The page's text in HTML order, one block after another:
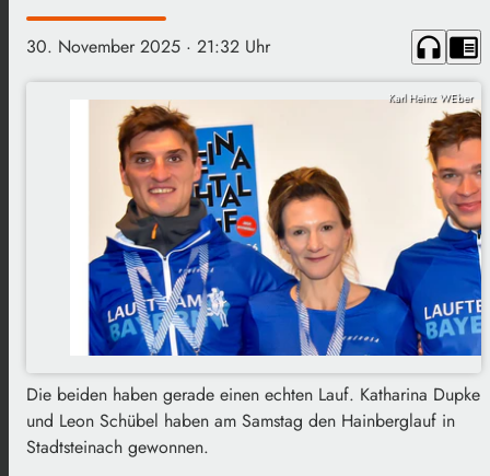
30. November 2025 · 21:32 Uhr headphones chrome_reader_mode
Karl Heinz WEber
Die beiden haben gerade einen echten Lauf. Katharina Dupke
und Leon Schübel haben am Samstag den Hainberglauf in
Stadtsteinach gewonnen.